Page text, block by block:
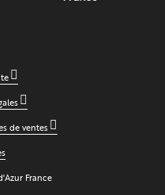
de ventes
France